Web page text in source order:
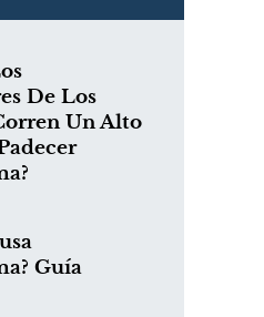
De Los
Un Alto
Guía